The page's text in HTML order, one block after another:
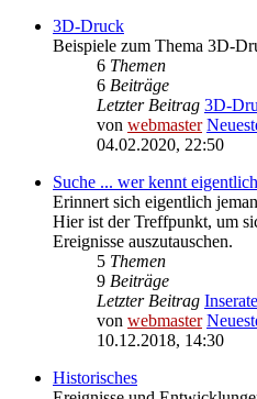
3D-Druck
Beispiele zum Thema 3D-
6 Themen
6 Beiträge
Letzter Beitrag 3D-
von webmaster
04.02.2020, 22:50
Suche ... wer kennt
Erinnert sich eigentlich
Hier ist der Treffpunkt, um
Ereignisse auszutauschen.
5 Themen
9 Beiträge
Letzter Beitrag
von webmaster
10.12.2018, 14:30
Historisches